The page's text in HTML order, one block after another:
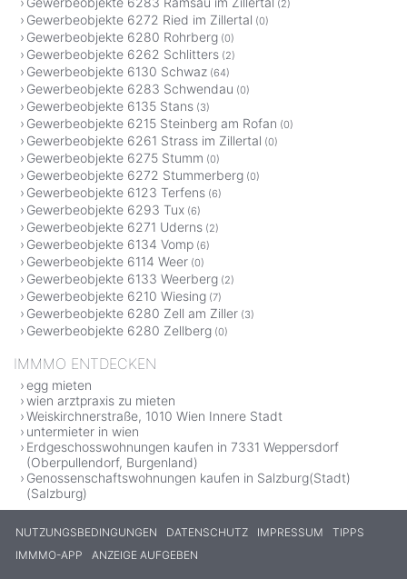
(2)
Gewerbeobjekte 6272 Ried im Zillertal (0)
Gewerbeobjekte 6280 Rohrberg (0)
Gewerbeobjekte 6262 Schlitters (2)
Gewerbeobjekte 6130 Schwaz (64)
Gewerbeobjekte 6283 Schwendau (0)
Gewerbeobjekte 6135 Stans (3)
Gewerbeobjekte 6215 Steinberg am Rofan (0)
Gewerbeobjekte 6261 Strass im Zillertal (0)
Gewerbeobjekte 6275 Stumm (0)
Gewerbeobjekte 6272 Stummerberg (0)
Gewerbeobjekte 6123 Terfens (6)
Gewerbeobjekte 6293 Tux (6)
Gewerbeobjekte 6271 Uderns (2)
Gewerbeobjekte 6134 Vomp (6)
Gewerbeobjekte 6114 Weer (0)
Gewerbeobjekte 6133 Weerberg (2)
Gewerbeobjekte 6210 Wiesing (7)
Gewerbeobjekte 6280 Zell am Ziller (3)
Gewerbeobjekte 6280 Zellberg (0)
IMMMO ENTDECKEN
egg mieten
wien arztpraxis zu mieten
Weiskirchnerstraße, 1010 Wien Innere Stadt
untermieter in wien
Erdgeschosswohnungen kaufen in 7331 Weppersdorf
(Oberpullendorf, Burgenland)
Genossenschaftswohnungen kaufen in Salzburg(Stadt)
(Salzburg)
NUTZUNGSBEDINGUNGEN DATENSCHUTZ IMPRESSUM
TIPPS
IMMMO-APP
ANZEIGE AUFGEBEN